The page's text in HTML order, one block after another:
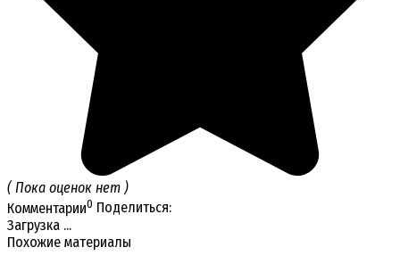
( Пока оценок нет )
Комментарии0 Поделиться:
Загрузка ...
Похожие материалы